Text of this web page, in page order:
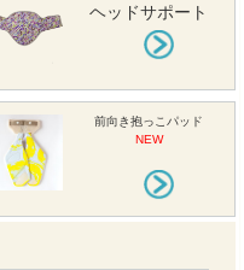
ヘッドサポート
前向き抱っこパッド
NEW